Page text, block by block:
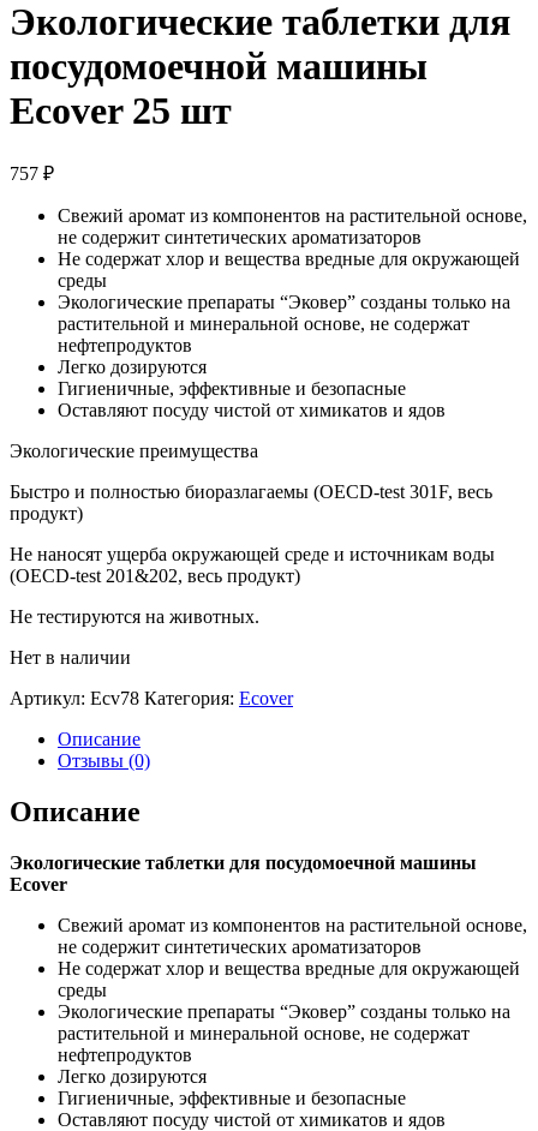
Экологические таблетки для
посудомоечной машины
Ecover 25 шт
757 ₽
Свежий аромат из компонентов на растительной основе,
не содержит синтетических ароматизаторов
Не содержат хлор и вещества вредные для окружающей
среды
Экологические препараты “Эковер” созданы только на
растительной и минеральной основе, не содержат
нефтепродуктов
Легко дозируются
Гигиеничные, эффективные и безопасные
Оставляют посуду чистой от химикатов и ядов
Экологические преимущества
Быстро и полностью биоразлагаемы (OECD-test 301F, весь
продукт)
Не наносят ущерба окружающей среде и источникам воды
(OECD-test 201&202, весь продукт)
Не тестируются на животных.
Нет в наличии
Артикул: Ecv78 Категория: Ecover
Описание
Отзывы (0)
Описание
Экологические таблетки для посудомоечной машины
Ecover
Свежий аромат из компонентов на растительной основе,
не содержит синтетических ароматизаторов
Не содержат хлор и вещества вредные для окружающей
среды
Экологические препараты “Эковер” созданы только на
растительной и минеральной основе, не содержат
нефтепродуктов
Легко дозируются
Гигиеничные, эффективные и безопасные
Оставляют посуду чистой от химикатов и ядов